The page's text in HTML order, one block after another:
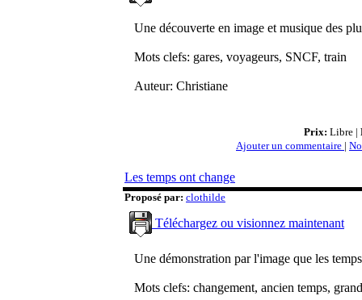
Une découverte en image et musique des
Mots clefs: gares, voyageurs, SNCF, train
Auteur: Christiane
Prix: Libre |
Ajouter un commentaire |
Les temps ont change
Proposé par: clothilde
Téléchargez ou visionnez maintenant
Une démonstration par l'image que les
Mots clefs: changement, ancien temps,